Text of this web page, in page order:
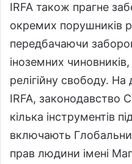
IRFA також прагне
окремих порушників
передбачаючи
іноземних
релігійну свободу.
IRFA,
кілька інструментів
включають
прав людини імені